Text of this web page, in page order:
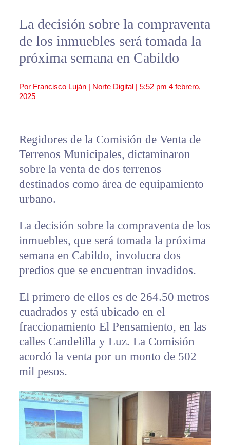
La decisión sobre la compraventa
de los inmuebles será tomada la
próxima semana en Cabildo
Por Francisco Luján | Norte Digital | 5:52 pm 4 febrero,
2025
Regidores de la Comisión de Venta de
Terrenos Municipales, dictaminaron
sobre la venta de dos terrenos
destinados como área de equipamiento
urbano.
La decisión sobre la compraventa de los
inmuebles, que será tomada la próxima
semana en Cabildo, involucra dos
predios que se encuentran invadidos.
El primero de ellos es de 264.50 metros
cuadrados y está ubicado en el
fraccionamiento El Pensamiento, en las
calles Candelilla y Luz. La Comisión
acordó la venta por un monto de 502
mil pesos.